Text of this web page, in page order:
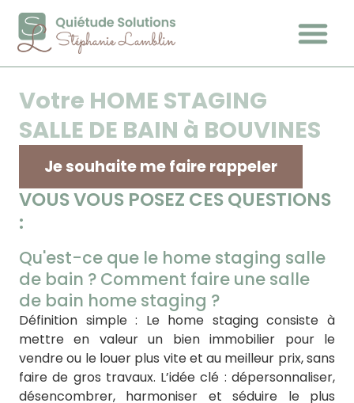
Votre HOME STAGING
SALLE DE BAIN à BOUVINES
Je souhaite me faire rappeler
VOUS VOUS POSEZ CES QUESTIONS
:
Qu'est-ce que le home staging salle
de bain ? Comment faire une salle
de bain home staging ?
Définition simple : Le home staging consiste à
mettre en valeur un bien immobilier pour le
vendre ou le louer plus vite et au meilleur prix, sans
faire de gros travaux. L’idée clé : dépersonnaliser,
désencombrer, harmoniser et séduire le plus